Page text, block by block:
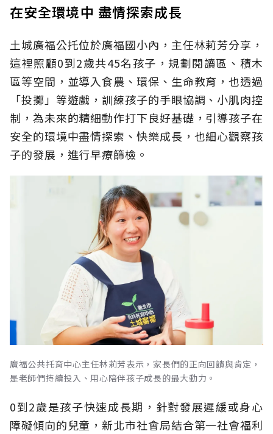
在安全環境中 盡情探索成長
土城廣福公托位於廣福國小內，主任林莉芳分享，
這裡照顧0到2歲共45名孩子，規劃閱讀區、積木
區等空間，並導入食農、環保、生命教育，也透過
「投擲」等遊戲，訓練孩子的手眼協調、小肌肉控
制，為未來的精細動作打下良好基礎，引導孩子在
安全的環境中盡情探索、快樂成長，也細心觀察孩
子的發展，進行早療篩檢。
廣福公共托育中心主任林莉芳表示，家長們的正向回饋與肯定，
是老師們持續投入、用心陪伴孩子成長的最大動力。
0到2歲是孩子快速成長期，針對發展遲緩或身心
障礙傾向的兒童，新北市社會局結合第一社會福利